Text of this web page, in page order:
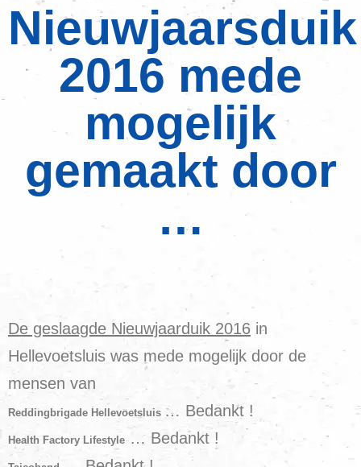
Nieuwjaarsduik
2016 mede
mogelijk
gemaakt door
…
De geslaagde Nieuwjaarduik 2016 in
Hellevoetsluis was mede mogelijk door de
mensen van
Reddingbrigade Hellevoetsluis … Bedankt !
Health Factory Lifestyle… Bedankt !